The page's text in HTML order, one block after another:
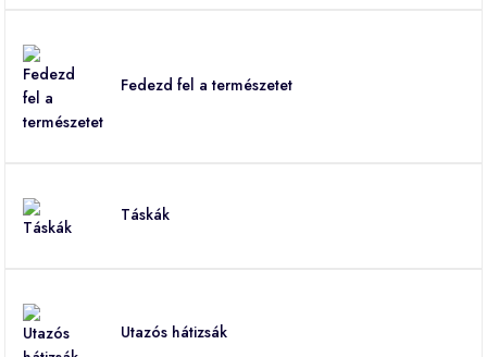
Fedezd fel a természetet
Táskák
Utazós hátizsák